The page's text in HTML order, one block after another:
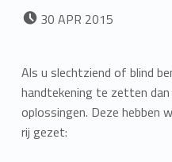
POSTED ON:
30 APR 2015
Als u slechtziend of blind
handtekening te zetten
oplossingen. Deze hebben
rij gezet: